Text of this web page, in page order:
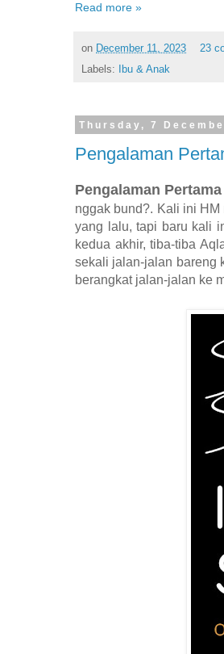
Read more »
on December 11, 2023
23
Labels:
Ibu & Anak
Thursday, 7
Pengalaman
Pengalaman
nggak bund?. Kali ini
yang lalu, tapi baru kali
kedua akhir, tiba-tiba
sekali jalan-jalan bareng
berangkat jalan-jalan ke